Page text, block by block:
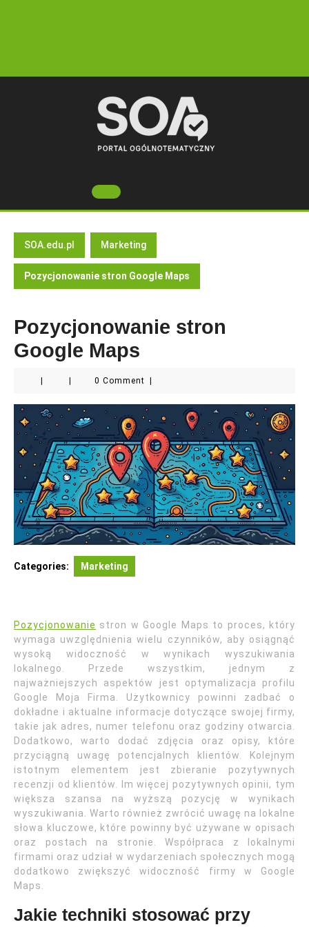
Open
Button
SOA.edu.pl Marketing
Pozycjonowanie stron Google Maps
Pozycjonowanie stron
Google Maps
0 Comment
Categories: Marketing
Pozycjonowanie stron w Google Maps to proces, który
wymaga uwzględnienia wielu czynników, aby osiągnąć
wysoką widoczność w wynikach wyszukiwania
lokalnego. Przede wszystkim, jednym z
najważniejszych aspektów jest optymalizacja profilu
Google Moja Firma. Użytkownicy powinni zadbać o
dokładne i aktualne informacje dotyczące swojej firmy,
takie jak adres, numer telefonu oraz godziny otwarcia.
Dodatkowo, warto dodać zdjęcia oraz opisy, które
przyciągną uwagę potencjalnych klientów. Kolejnym
istotnym elementem jest zbieranie pozytywnych
recenzji od klientów. Im więcej pozytywnych opinii, tym
większa szansa na wyższą pozycję w wynikach
wyszukiwania. Warto również zwrócić uwagę na lokalne
słowa kluczowe, które powinny być używane w opisach
oraz postach na stronie. Współpraca z lokalnymi
firmami oraz udział w wydarzeniach społecznych mogą
dodatkowo zwiększyć widoczność firmy w Google
Maps.
Jakie techniki stosować przy